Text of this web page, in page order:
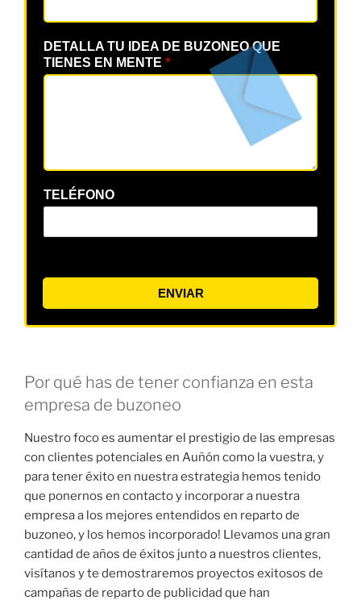
DETALLA TU IDEA DE BUZONEO QUE
TIENES EN MENTE *
TELÉFONO
ENVIAR
Por qué has de tener confianza en esta
empresa de buzoneo
Nuestro foco es aumentar el prestigio de las empresas
con clientes potenciales en Auñón como la vuestra, y
para tener éxito en nuestra estrategia hemos tenido
que ponernos en contacto y incorporar a nuestra
empresa a los mejores entendidos en reparto de
buzoneo, y los hemos incorporado! Llevamos una gran
cantidad de años de éxitos junto a nuestros clientes,
visítanos y te demostraremos proyectos exitosos de
campañas de reparto de publicidad que han